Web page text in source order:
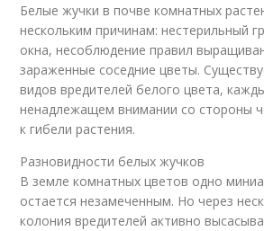
Белые жучки в почве комнатных
нескольким причинам: нестерильный
окна, несоблюдение правил
зараженные соседние цветы.
видов вредителей белого цвета,
ненадлежащем внимании со стороны
к гибели растения.
Разновидности белых жучков
В земле комнатных цветов одно
остается незамеченным. Но через
колония вредителей активно